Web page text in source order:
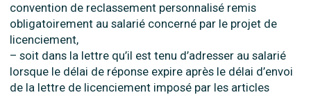
convention de reclassement personnalisé remis
obligatoirement au salarié concerné par le projet de
licenciement,
– soit dans la lettre qu’il est tenu d’adresser au salarié
lorsque le délai de réponse expire après le délai d’envoi
de la lettre de licenciement imposé par les articles